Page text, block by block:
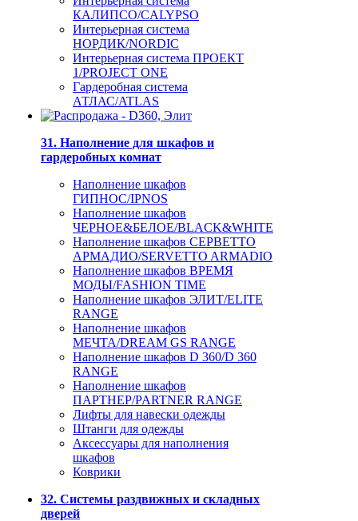
КАЛИПСО/CALYPSO
Интерьерная система
НОРДИК/NORDIC
Интерьерная система ПРОЕКТ
1/PROJECT ONE
Гардеробная система
АТЛАС/ATLAS
31. Наполнение для шкафов и
гардеробных комнат
Наполнение шкафов
ГИПНОС/IPNOS
Наполнение шкафов
ЧЕРНОЕ&БЕЛОЕ/BLACK&WHITE
Наполнение шкафов СЕРВЕТТО
АРМАДИО/SERVETTO ARMADIO
Наполнение шкафов ВРЕМЯ
МОДЫ/FASHION TIME
Наполнение шкафов ЭЛИТ/ELITE
RANGE
Наполнение шкафов
МЕЧТА/DREAM GS RANGE
Наполнение шкафов D 360/D 360
RANGE
Наполнение шкафов
ПАРТНЕР/PARTNER RANGE
Лифты для навески одежды
Штанги для одежды
Аксессуары для наполнения
шкафов
Коврики
32. Системы раздвижных и складных
дверей